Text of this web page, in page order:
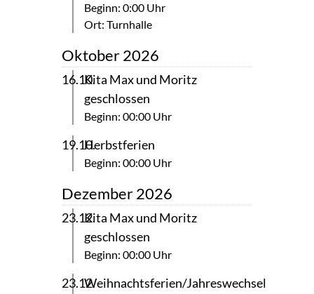
Beginn: 0:00 Uhr
Ort: Turnhalle
Oktober 2026
16.10.Kita Max und Moritz
geschlossen
Beginn: 00:00 Uhr
19.10.Herbstferien
Beginn: 00:00 Uhr
Dezember 2026
23.12.Kita Max und Moritz
geschlossen
Beginn: 00:00 Uhr
23.12.Weihnachtsferien/Jahreswechsel